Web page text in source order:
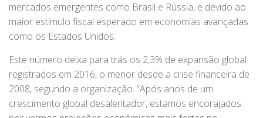
mercados emergentes como Brasil e Rússia, e devido ao
maior estímulo fiscal esperado em economias avançadas
como os Estados Unidos.
Este número deixa para trás os 2,3% de expansão global
registrados em 2016, o menor desde a crise financeira de
2008, segundo a organização. “Após anos de um
crescimento global desalentador, estamos encorajados